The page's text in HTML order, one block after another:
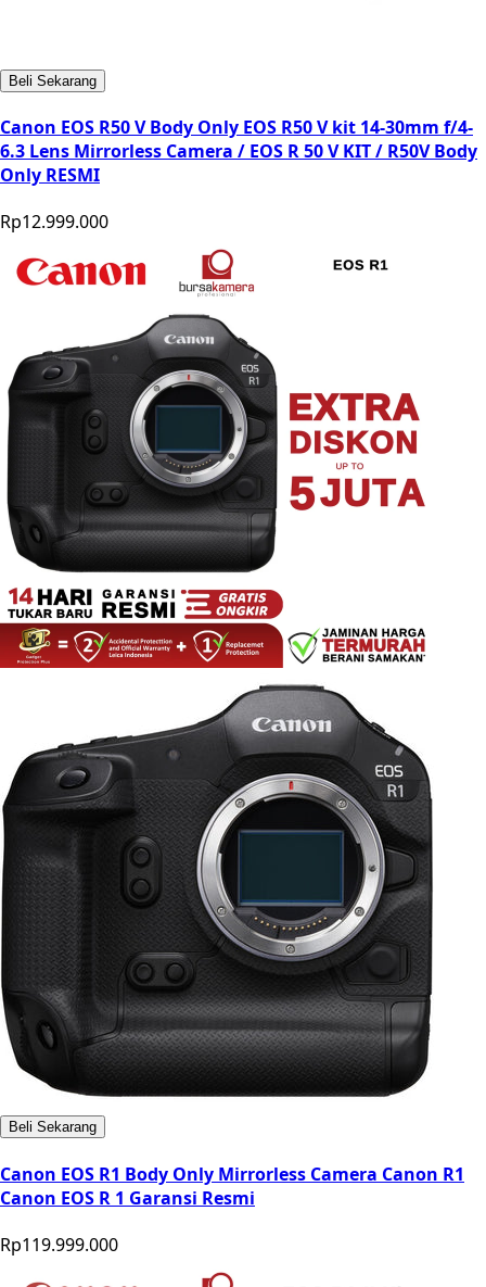
Beli Sekarang
Canon EOS R50 V Body Only EOS R50 V kit 14-30mm f/4-
6.3 Lens Mirrorless Camera / EOS R 50 V KIT / R50V Body
Only RESMI
Rp12.999.000
Beli Sekarang
Canon EOS R1 Body Only Mirrorless Camera Canon R1
Canon EOS R 1 Garansi Resmi
Rp119.999.000